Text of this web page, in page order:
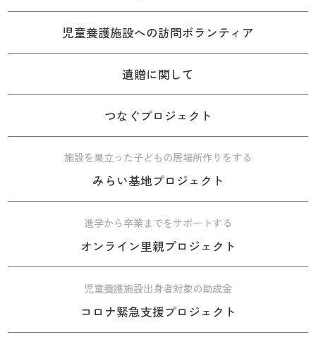
児童養護施設への訪問ボランティア
遺贈に関して
つなぐプロジェクト
施設を巣立った子どもの居場所作りをする
みらい基地プロジェクト
進学から卒業までをサポートする
オンライン里親プロジェクト
児童養護施設出身者対象の助成金
コロナ緊急支援プロジェクト